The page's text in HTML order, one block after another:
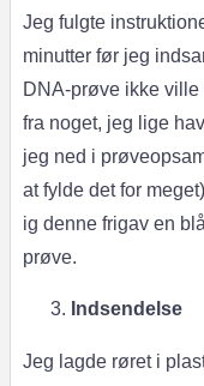
Jeg fulgte
minutter før jeg
DNA-prøve ikke
fra noget, jeg lige
jeg ned i
at fylde det for
ig denne frigav en
prøve.
Indsendelse
Jeg lagde røret i